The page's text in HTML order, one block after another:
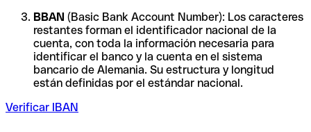
BBAN (Basic Bank Account Number): Los caracteres
restantes forman el identificador nacional de la
cuenta, con toda la información necesaria para
identificar el banco y la cuenta en el sistema
bancario de Alemania. Su estructura y longitud
están definidas por el estándar nacional.
Verificar IBAN